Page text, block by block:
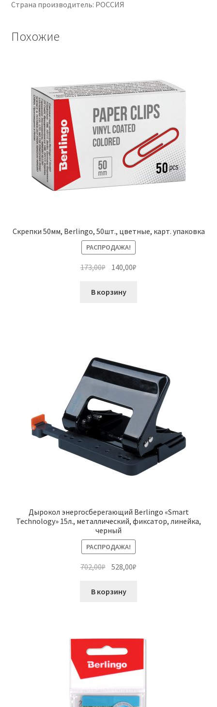
Страна производитель: РОССИЯ
Похожие
Скрепки 50мм, Berlingo, 50шт., цветные, карт. упаковка
РАСПРОДАЖА!
173,00₽ Первоначальная
составляла
140,00₽
В корзину
Дырокол энергосберегающий Berlingo «Smart
Technology» 15л., металлический, фиксатор, линейка,
черный
РАСПРОДАЖА!
702,00₽ Первоначальная
составляла
528,00₽
В корзину